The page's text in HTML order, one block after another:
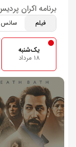
برنامه اکران
فیلم سانس
یک‌شنبه
18 مرداد